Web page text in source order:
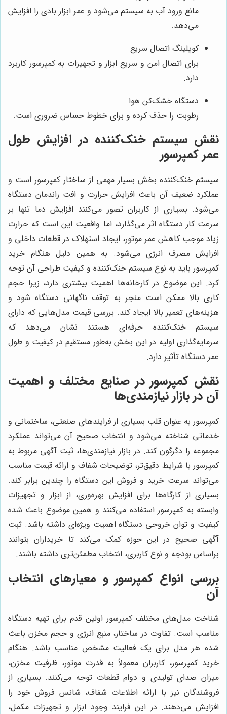
مانع ورود آب به سیستم می‌شود و عمر ابزار بادی را افزایش
می‌دهد.
کوپلینگ اتصال سریع
برای اتصال امن و سریع ابزار و تجهیزات به کمپرسور کاربرد
دارد.
دستگاه خشک‌کن هوا
رطوبت را حذف کرده و برای خطوط حساس ضروری است.
نقش سیستم خنک‌کننده در افزایش طول
عمر کمپرسور
سیستم خنک‌کننده بخش بسیار مهمی از ساختار کمپرسور است و
عملکرد ضعیف آن باعث افزایش حرارت و افت راندمان دستگاه
می‌شود. بسیاری از کاربران تصور می‌کنند افزایش دما تنها بر
سرعت کار دستگاه اثر می‌گذارد، اما واقعیت این است که حرارت
زیاد موجب کاهش عمر موتور، ایجاد استهلاک در قطعات داخلی و
افزایش مصرف انرژی می‌شود. به همین دلیل هنگام خرید
کمپرسور باید به نوع سیستم خنک‌کننده و کیفیت طراحی آن توجه
کرد. این موضوع در کارخانه‌ها اهمیت بیشتری دارد، زیرا حجم
کاری بالا ممکن است منجر به توقف ناگهانی دستگاه شود و
هزینه‌های تعمیر بالا ایجاد کند. بررسی قیمت مدل‌هایی که دارای
سیستم خنک‌کننده حرفه‌ای هستند نشان می‌دهد که
سرمایه‌گذاری اولیه در این بخش به‌طور مستقیم در کیفیت و طول
عمر دستگاه تأثیر دارد.
نقش کمپرسور در صنایع مختلف و اهمیت
آن در بازار نیازمندی‌ها
کمپرسور به عنوان قلب بسیاری از فرایندهای صنعتی، ساختمانی و
خدماتی شناخته می‌شود و انتخاب صحیح آن می‌تواند عملکرد
مجموعه را دگرگون کند. در بازار نیازمندی‌ها، ثبت آگهی مربوط به
کمپرسور با شرایط دقیق‌تر، توضیحات شفاف و ارائه قیمت مناسب
می‌تواند سرعت خرید و فروش این دستگاه را چندین برابر کند.
بسیاری از کارگاه‌ها برای افزایش بهره‌وری، از ابزار و تجهیزات
وابسته به کمپرسور استفاده می‌کنند و همین موضوع باعث شده
کیفیت و توان خروجی دستگاه اهمیت ویژه‌ای داشته باشد. ثبت
آگهی صحیح در این حوزه کمک می‌کند تا خریداران بتوانند
براساس بودجه و نوع کاربری، انتخاب مطمئن‌تری داشته باشند.
بررسی انواع کمپرسور و معیارهای انتخاب
آن
شناخت مدل‌های مختلف کمپرسور اولین قدم برای تهیه دستگاه
مناسب است. تفاوت در ساختار، منبع انرژی و حجم مخزن باعث
شده هر مدل برای یک فعالیت مشخص مناسب باشد. هنگام
خرید کمپرسور، کاربران معمولاً به قدرت موتور، ظرفیت مخزن،
میزان صدای تولیدی و دوام قطعات توجه می‌کنند. بسیاری از
فروشندگان نیز با ارائه اطلاعات شفاف، شانس فروش خود را
افزایش می‌دهند. در این فرایند وجود ابزار و تجهیزات مکمل،